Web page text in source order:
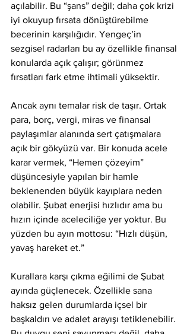
açılabilir. Bu “şans” değil; daha çok krizi
iyi okuyup fırsata dönüştürebilme
becerinin karşılığıdır. Yengeç’in
sezgisel radarları bu ay özellikle finansal
konularda açık çalışır; görünmez
fırsatları fark etme ihtimali yüksektir.
Ancak aynı temalar risk de taşır. Ortak
para, borç, vergi, miras ve finansal
paylaşımlar alanında sert çatışmalara
açık bir gökyüzü var. Bir konuda acele
karar vermek, “Hemen çözeyim”
düşüncesiyle yapılan bir hamle
beklenenden büyük kayıplara neden
olabilir. Şubat enerjisi hızlıdır ama bu
hızın içinde aceleciliğe yer yoktur. Bu
yüzden bu ayın mottosu: “Hızlı düşün,
yavaş hareket et.”
Kurallara karşı çıkma eğilimi de Şubat
ayında güçlenecek. Özellikle sana
haksız gelen durumlarda içsel bir
başkaldırı ve adalet arayışı tetiklenebilir.